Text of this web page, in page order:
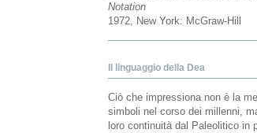
Notation
1972, New York: McGraw-Hill
Il linguaggio della Dea
Ciò che impressiona non è la
simboli nel corso dei millenni,
loro continuità dal Paleolitico in